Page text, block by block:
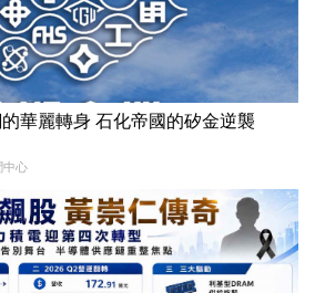
華麗轉身 石化帝國的矽金逆襲
中心